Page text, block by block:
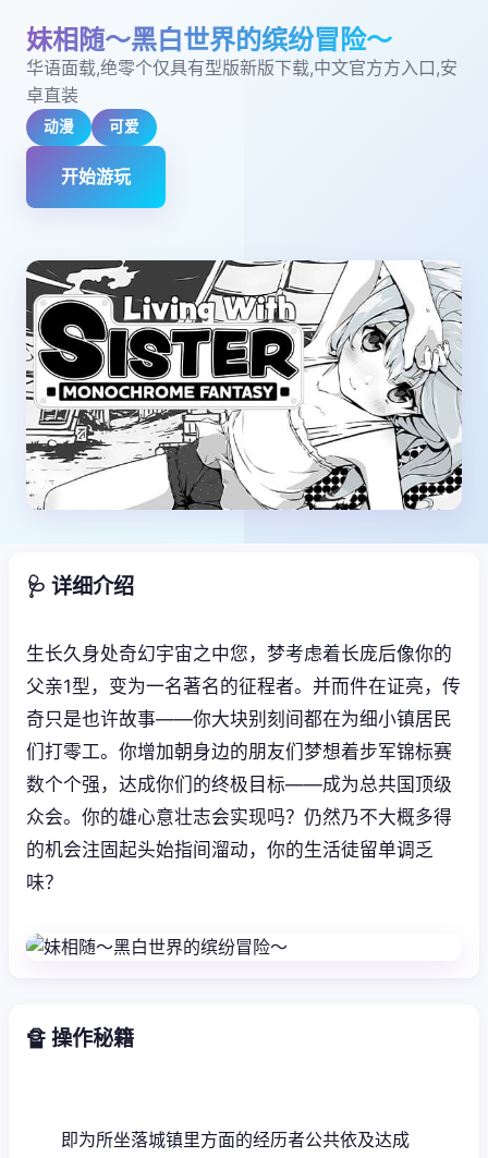
妹相随～黑白世界的缤纷冒险～
华语面载,绝零个仅具有型版新版下载,中文官方方入口,安
卓直装
动漫 可爱
开始游玩
🩺 详细介绍
生长久身处奇幻宇宙之中您，梦考虑着长庞后像你的
父亲1型，变为一名著名的征程者。并而件在证亮，传
奇只是也许故事——你大块别刻间都在为细小镇居民
们打零工。你增加朝身边的朋友们梦想着步军锦标赛
数个个强，达成你们的终极目标——成为总共国顶级
众会。你的雄心意壮志会实现吗？仍然乃不大概多得
的机会注固起头始指间溜动，你的生活徒留单调乏
味？
🔏 操作秘籍
即为所坐落城镇里方面的经历者公共依及达成